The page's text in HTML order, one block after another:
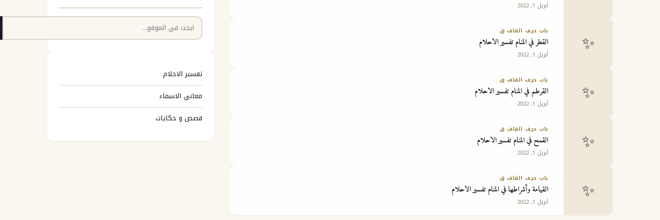
أبريل 1, 2022
✨ باب حرف القاف ق
القطر في المنام تفسير الاحلام
أبريل 1, 2022
✨ باب حرف القاف ق
القرطم في المنام تفسير الاحلام
أبريل 1, 2022
✨ باب حرف القاف ق
القمح في المنام تفسير الاحلام
أبريل 1, 2022
✨ باب حرف القاف ق
القيامة وأشراطها في المنام تفسير الاحلام
أبريل 1, 2022
البحث
تفسير الاحلام
معاني الاسماء
قصص و حكايات